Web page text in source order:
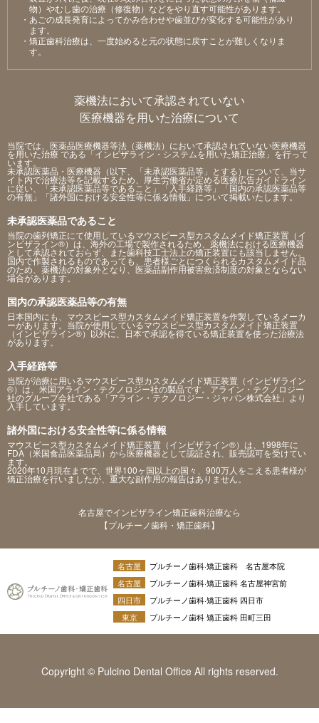
物）やむし⻭の治療（修復物）などをやり直す可能性があります。
・あごの成⻑発育によってかみ合わせや⻭並びが変化する可能性があり
ます。
・矯正⻭科治療は、⼀度始めると元の状態に戻すことが難しくなりま
す。
薬機法において承認されていない
医療機器を用いた治療について
当院では、医薬品医療機器等法（薬機法）において承認されていない医療機器
を用いた治療 である「インビザライン・システムを用いた矯正治療」を行って
います。
未承認医薬品・医療機器（以下、「未承認医薬品等」とする）について、当サ
イト内で治療法等を記載するため、厚生労働省が定める医療広告ガイドライン
に従い、「未承認医薬品等であること」「入手経路等」「国内の承認医薬品等
の有無」「諸外国における安全性等に係る情報」について掲載いたします。
未承認医薬品であること
当院の歯列矯正にて使用しているマウスピース型カスタムメイド矯正装置（イ
ンビザライン®）は、海外の工場で製作されるため、薬機法における医療機器
として承認されておらず、また歯科技工士法上の矯正装置にも該当しません。
国内で作製されるものであっても、患者様ごとにつくられるカスタムメイド品
のため、薬機法の対象外となり、医薬品副作用被害救済制度の対象とならない
場合があります。
国内の承認医薬品等の有無
日本国内にも、マウスピース型カスタムメイド矯正装置を作製しているメーカ
ーがあります。当院が使用しているマウスピース型カスタムメイド矯正装置
（インビザライン®）以外に、日本で承認を得ている矯正装置を使った治療法
があります。
入手経路等
当院が治療に用いるマウスピース型カスタムメイド矯正装置（インビザライン
®）は、米国アライン・テクノロジー社の製品です。アライン・テクノロジー
社のグループ会社である「アライン・テクノロジー・ジャパン株式会社」より
入手しています。
諸外国における安全性等に係る情報
マウスピース型カスタムメイド矯正装置（インビザライン®）は、1998年に
FDA（米国食品医薬品局）から医療機器として認証され、販売認可を受けてい
ます。
2020年10月現在までで、世界100ヶ国以上の国々、900万人をこえる患者様が
矯正治療を行いましたが、重大な副作用の報告はありません。
名古屋でインビザライン矯正歯科治療なら
【プルチーノ歯科・矯正歯科】
名古屋
プルチーノ歯科·矯正歯科 名古屋本院
名古屋
プルチーノ歯科·矯正歯科 名古屋神宮前
四日市
プルチーノ歯科·矯正歯科 四日市
東京
プルチーノ歯科 矯正歯科 田町三田
Copyright © Pulcino Dental Office All rights reserved.